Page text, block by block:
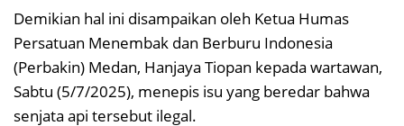
Demikian hal ini disampaikan oleh Ketua Humas
Persatuan Menembak dan Berburu Indonesia
(Perbakin) Medan, Hanjaya Tiopan kepada wartawan,
Sabtu (5/7/2025), menepis isu yang beredar bahwa
senjata api tersebut ilegal.